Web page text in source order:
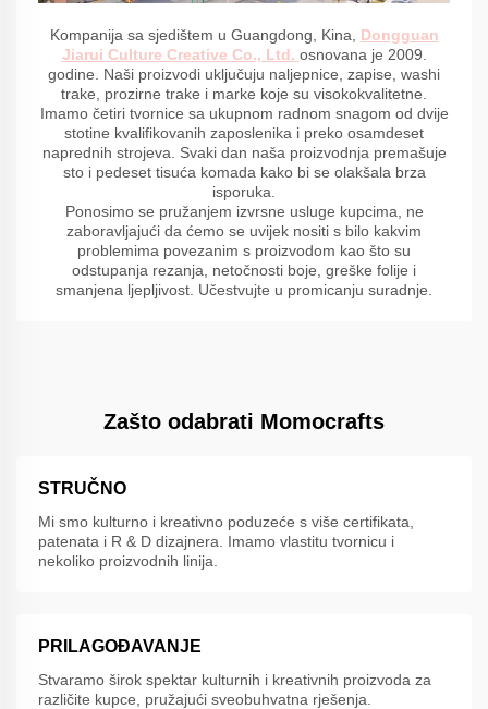
Kompanija sa sjedištem u Guangdong, Kina, Dongguan
Jiarui Culture Creative Co., Ltd. osnovana je 2009.
godine. Naši proizvodi uključuju naljepnice, zapise, washi
trake, prozirne trake i marke koje su visokokvalitetne.
Imamo četiri tvornice sa ukupnom radnom snagom od dvije
stotine kvalifikovanih zaposlenika i preko osamdeset
naprednih strojeva. Svaki dan naša proizvodnja premašuje
sto i pedeset tisuća komada kako bi se olakšala brza
isporuka.
Ponosimo se pružanjem izvrsne usluge kupcima, ne
zaboravljajući da ćemo se uvijek nositi s bilo kakvim
problemima povezanim s proizvodom kao što su
odstupanja rezanja, netočnosti boje, greške folije i
smanjena ljepljivost. Učestvujte u promicanju suradnje.
Zašto odabrati Momocrafts
STRUČNO
Mi smo kulturno i kreativno poduzeće s više certifikata,
patenata i R & D dizajnera. Imamo vlastitu tvornicu i
nekoliko proizvodnih linija.
PRILAGOĐAVANJE
Stvaramo širok spektar kulturnih i kreativnih proizvoda za
različite kupce, pružajući sveobuhvatna rješenja.